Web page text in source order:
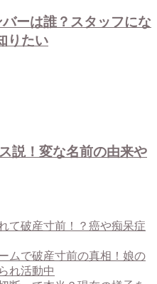
ーは誰？スタッフにな
りたい
説！変な名前の由来や
て破産寸前！？癌や痴呆症
ムで破産寸前の真相！娘の
れ活動中